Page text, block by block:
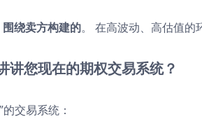
围绕卖方构建的。 在高波动、高估值的
讲您现在的期权交易系统？
交易系统：